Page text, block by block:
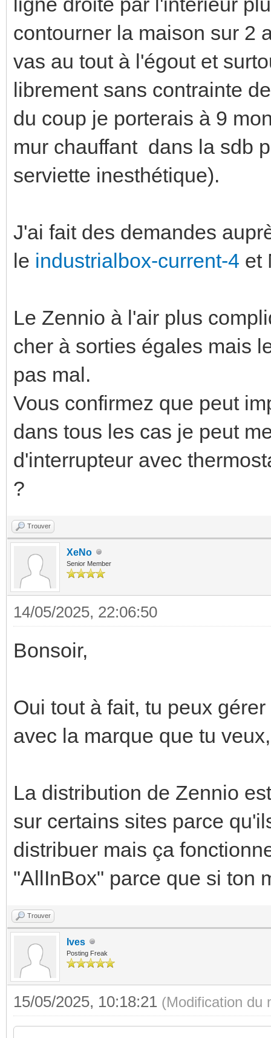
contourner la maison sur 2
vas au tout à l'égout et
librement sans contrainte
du coup je porterais à 9
mur chauffant dans la sdb
serviette inesthétique).
J'ai fait des demandes
le industrialbox-current-4 et
Le Zennio à l'air plus
cher à sorties égales mais
pas mal.
Vous confirmez que peut
dans tous les cas je peut
d'interrupteur avec
?
Trouver
XeNo
Senior Member
14/05/2025, 22:06:50
Bonsoir,
Oui tout à fait, tu peux
avec la marque que tu
La distribution de Zennio
sur certains sites parce
distribuer mais ça
"AllInBox" parce que si ton
Trouver
Ives
Posting Freak
15/05/2025, 10:18:21 (Modification du